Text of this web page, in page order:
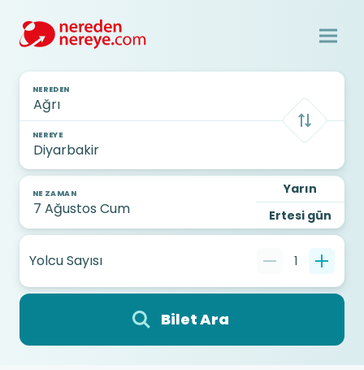
NEREDEN
NEREYE
NE ZAMAN
Yarın
Ertesi gün
Yolcu Sayısı 1
Bilet Ara